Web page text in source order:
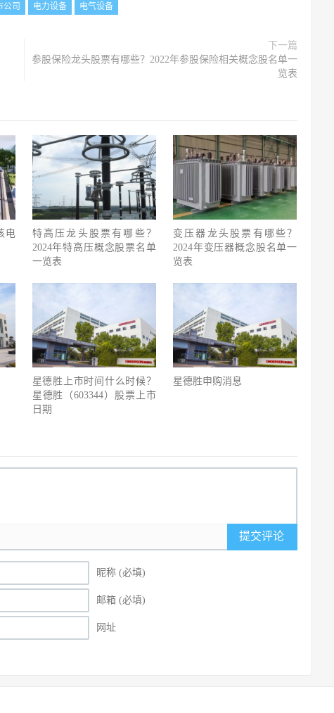
公司 电力设备 电气设备
下一篇
参股保险龙头股票有哪些？2022年参股保险相关概念股名单一
览表
电
特高压龙头股票有哪些？
2024年特高压概念股票名单
一览表
变压器龙头股票有哪些？
2024年变压器概念股名单一
览表
星德胜上市时间什么时候？
星德胜（603344）股票上市
日期
星德胜申购消息
提交评论
昵称 (必填)
邮箱 (必填)
网址